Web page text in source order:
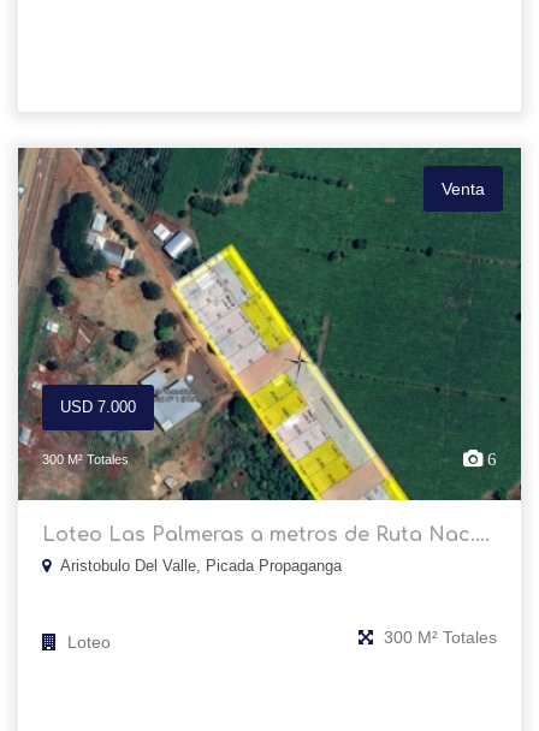
Venta
USD 7.000
300 M² Totales 6
Loteo Las Palmeras a metros de Ruta Nac....
Aristobulo Del Valle, Picada Propaganga
Loteo 300 M² Totales